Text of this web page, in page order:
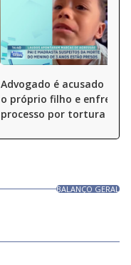
Advogado é acusado de
o próprio filho e enfrenta
processo por tortura
BALANÇO GERAL